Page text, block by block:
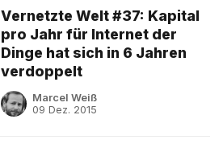
Vernetzte Welt #37: Kapital
pro Jahr für Internet der
Dinge hat sich in 6 Jahren
verdoppelt
Marcel Weiß
09 Dez. 2015